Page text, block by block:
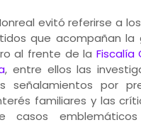
evitó referirse a
que acompañan la
al frente de la Fiscalía
, entre ellos las
señalamientos por
familiares y las
casos